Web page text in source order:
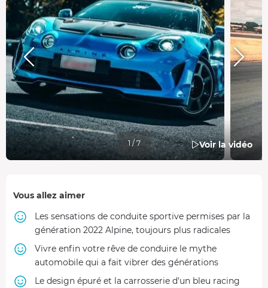
Voir la vidéo
1 / 7
Vous allez aimer
Les sensations de conduite sportive permises par la
génération 2022 Alpine, toujours plus radicales
Vivre enfin votre rêve de conduire le mythe
automobile qui a fait vibrer des générations
Le design épuré et la carrosserie d'un bleu racing